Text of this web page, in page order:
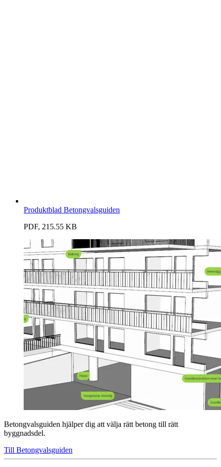
Produktblad Betongvalsguiden
PDF, 215.55 KB
Betongvalsguiden hjälper dig att välja rätt betong till rätt
byggnadsdel.
Till Betongvalsguiden